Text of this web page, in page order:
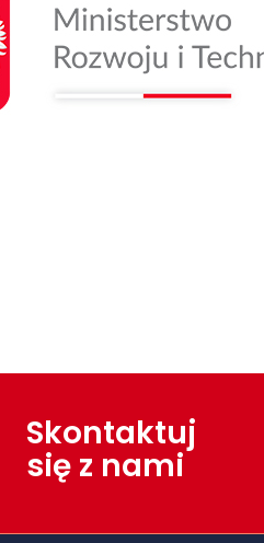
Skontaktuj
się z nami